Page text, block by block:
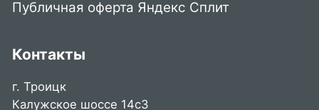
Публичная оферта Яндекс Сплит
Контакты
г. Троицк
Калужское шоссе 14с3